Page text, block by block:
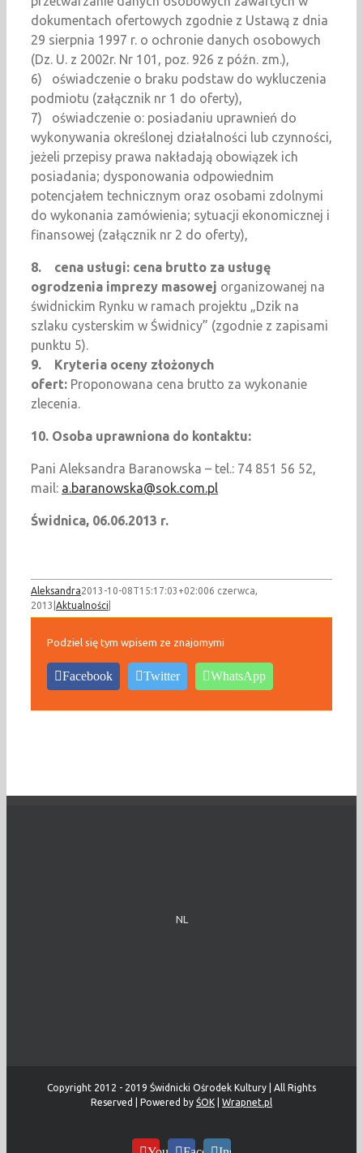
dokumentach ofertowych zgodnie z Ustawą z dnia
29 sierpnia 1997 r. o ochronie danych osobowych
(Dz. U. z 2002r. Nr 101, poz. 926 z późn. zm.),
6) oświadczenie o braku podstaw do wykluczenia
podmiotu (załącznik nr 1 do oferty),
7) oświadczenie o: posiadaniu uprawnień do
wykonywania określonej działalności lub czynności,
jeżeli przepisy prawa nakładają obowiązek ich
posiadania; dysponowania odpowiednim
potencjałem technicznym oraz osobami zdolnymi
do wykonania zamówienia; sytuacji ekonomicznej i
finansowej (załącznik nr 2 do oferty),
8. cena usługi: cena brutto za usługę
ogrodzenia imprezy masowej organizowanej na
świdnickim Rynku w ramach projektu „Dzik na
szlaku cysterskim w Świdnicy” (zgodnie z zapisami
punktu 5).
9. Kryteria oceny złożonych
ofert: Proponowana cena brutto za wykonanie
zlecenia.
10. Osoba uprawniona do kontaktu:
Pani Aleksandra Baranowska – tel.: 74 851 56 52,
mail: a.baranowska@sok.com.pl
Świdnica, 06.06.2013 r.
Aleksandra2013-10-08T15:17:03+02:006 czerwca,
2013 Aktualności
Podziel się tym wpisem ze znajomymi
Facebook Twitter WhatsApp
NL
Copyright 2012 - 2019 Świdnicki Ośrodek Kultury | All Rights
Reserved | Powered by ŚOK Wrapnet.pl